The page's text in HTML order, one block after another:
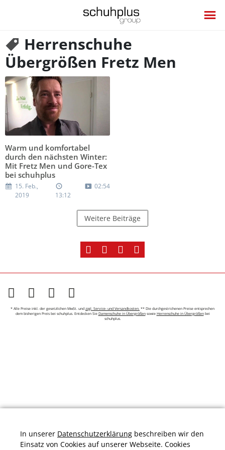
Herrenschuhe
Übergrößen Fretz Men
Warm und komfortabel
durch den nächsten Winter:
Mit Fretz Men und Gore-Tex
bei schuhplus
15. Feb.,
2019
13:12
02:54
Weitere Beiträge
* Alle Preise inkl. der gesetzlichen MwSt. und zzgl. Service- und Versandkosten. ** Die durchgestrichenen Preise entsprechen
dem bisherigen Preis bei schuhplus. Entdecken Sie Damenschuhe in Übergrößensowie Herrenschuhe in Übergrößenbei
schuhplus.
In unserer Datenschutzerklärung beschreiben wir den
Einsatz von Cookies auf unserer Webseite. Cookies